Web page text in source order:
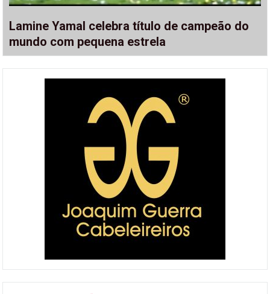
Lamine Yamal celebra título de campeão do
mundo com pequena estrela